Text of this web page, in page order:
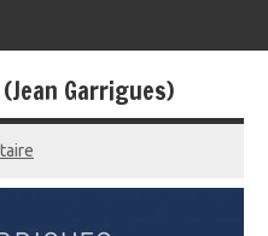
Garrigues)